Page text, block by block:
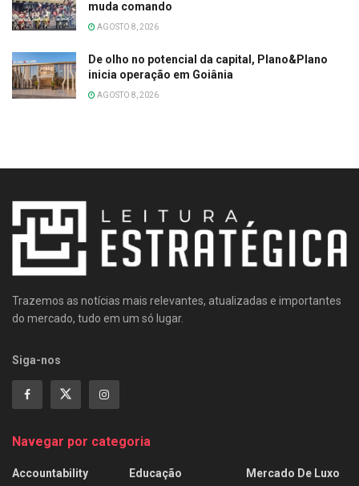
muda comando
AGOSTO 8, 2026
De olho no potencial da capital, Plano&Plano
inicia operação em Goiânia
AGOSTO 8, 2026
Trazemos as notícias mais relevantes, atualizadas e importantes
do mercado, tudo em um só lugar.
Siga-nos
Navegar por categoria
Accountability
Educação
Mercado De Luxo